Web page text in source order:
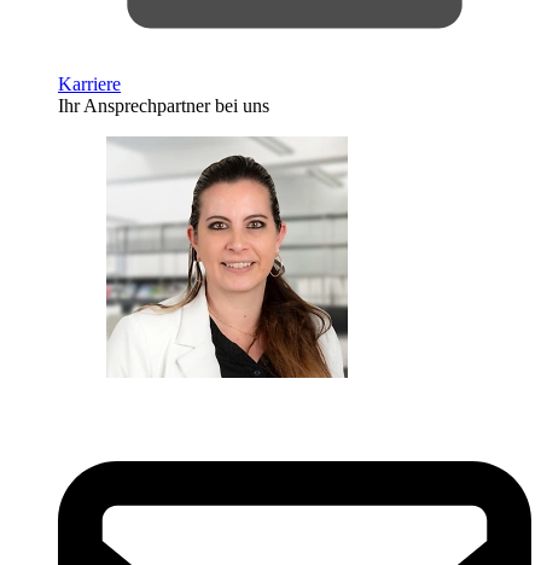
Karriere
Ihr Ansprechpartner bei uns